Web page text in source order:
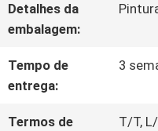
DE
CONTACTE-
Detalhes da
embalagem:
Tempo de
entrega:
3
Termos de
T/T,